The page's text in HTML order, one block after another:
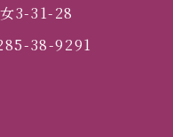
3-31-28
38-9291